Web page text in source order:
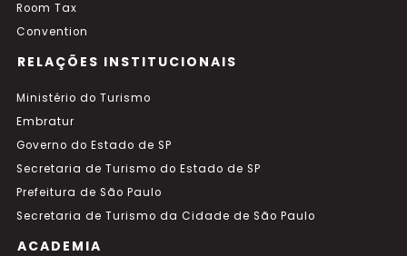
Room Tax
Convention
RELAÇÕES INSTITUCIONAIS
Ministério do Turismo
Embratur
Governo do Estado de SP
Secretaria de Turismo do Estado de SP
Prefeitura de São Paulo
Secretaria de Turismo da Cidade de São Paulo
ACADEMIA